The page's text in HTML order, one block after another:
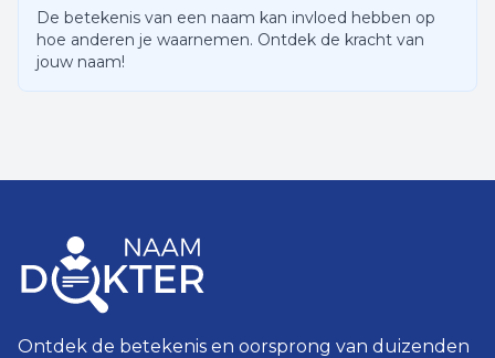
De betekenis van een naam kan invloed hebben op
hoe anderen je waarnemen. Ontdek de kracht van
jouw naam!
Ontdek de betekenis en oorsprong van duizenden